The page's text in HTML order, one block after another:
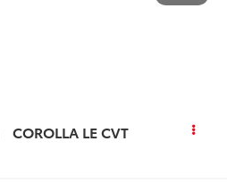
COROLLA LE CVT